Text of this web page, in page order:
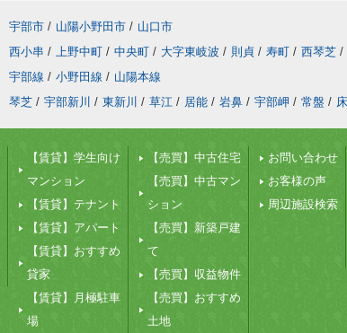
宇部市 / 山陽小野田市 / 山口市
西小串 / 上野中町 / 中央町 / 大字東岐波 / 則貞 / 寿町 / 西琴芝 /
宇部線 / 小野田線 / 山陽本線
琴芝 / 宇部新川 / 東新川 / 草江 / 居能 / 岩鼻 / 宇部岬 / 常盤 /
【賃貸】学生向け
マンション
【賃貸】テナント
【賃貸】アパート
【賃貸】おすすめ
貸家
【賃貸】月極駐車
場
【売買】中古住宅
【売買】中古マン
ション
【売買】新築戸建
て
【売買】収益物件
【売買】おすすめ
土地
お問い合わせ
お客様の声
周辺施設検索